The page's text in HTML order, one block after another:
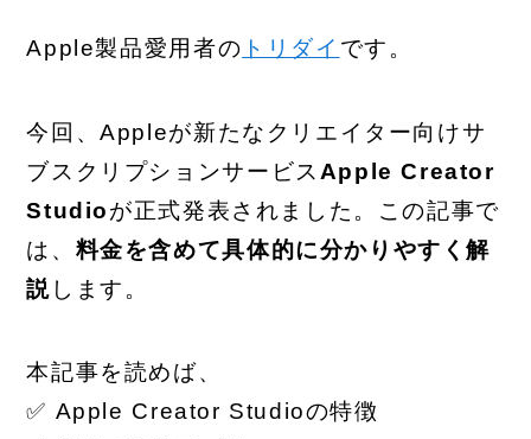
Apple製品愛用者の トリダイ です。
今回、Appleが新たなクリエイター向けサ
ブスクリプションサービス Apple Creator
Studioが正式発表されました。この記事で
は、 料金を含めて具体的に分かりやすく解
説 します。
本記事を読めば、
✅ Apple Creator Studioの特徴